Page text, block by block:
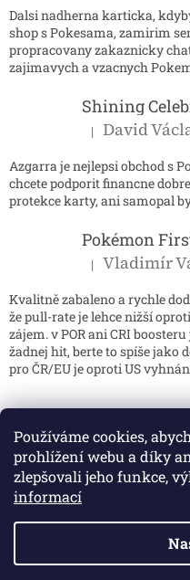
Používáme cookies,
prohlížení webu a díky
zlepšovali jeho funkce,
informací
Dalsi nadherna karticka,
shop s Pokesama, zamirim
propracovany zakaznicky
zajimavych a vzacnych
Hodnocení
| David
Azgarra je nejlepsi obchod s
chcete podporit financne
protekce karty, ani samopal
Hodnocení
| Vladimír
Kvalitně zabaleno a rychle
že pull-rate je lehce nižší
zájem. v POR ani CRI
žadnej hit, berte to spíše jako
pro ČR/EU je oproti US